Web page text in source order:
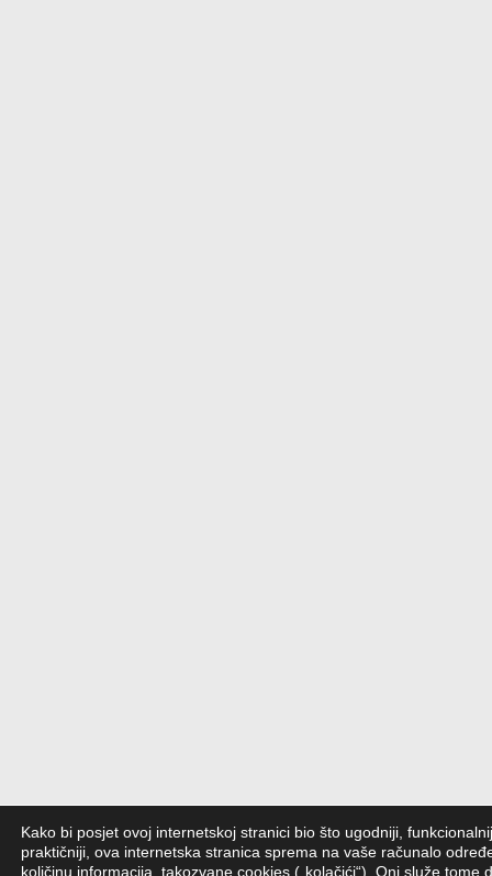
Kako bi posjet ovoj internetskoj stranici bio što ugodniji,
praktičniji, ova internetska stranica sprema na vaše računalo
količinu informacija, takozvane cookies („kolačići“). Oni služe tome